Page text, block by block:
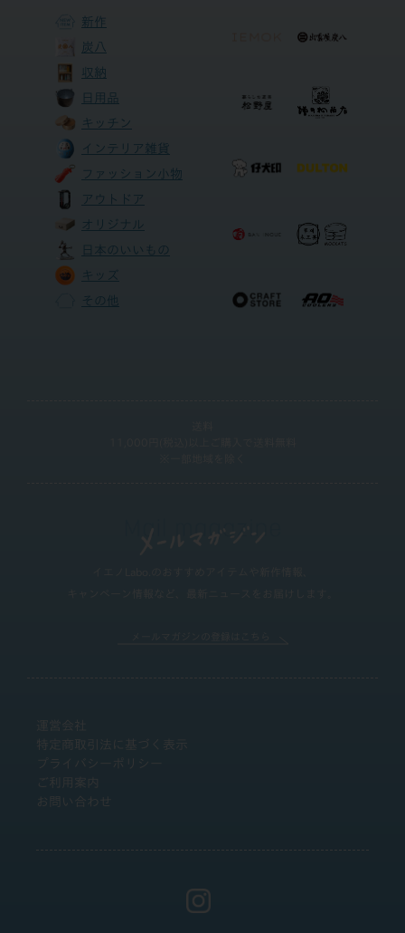
新作
炭八
収納
日用品
キッチン
インテリア雑貨
ファッション小物
アウトドア
オリジナル
日本のいいもの
キッズ
その他
運営会社
特定商取引法に基づく表示
プライバシーポリシー
ご利用案内
お問い合わせ